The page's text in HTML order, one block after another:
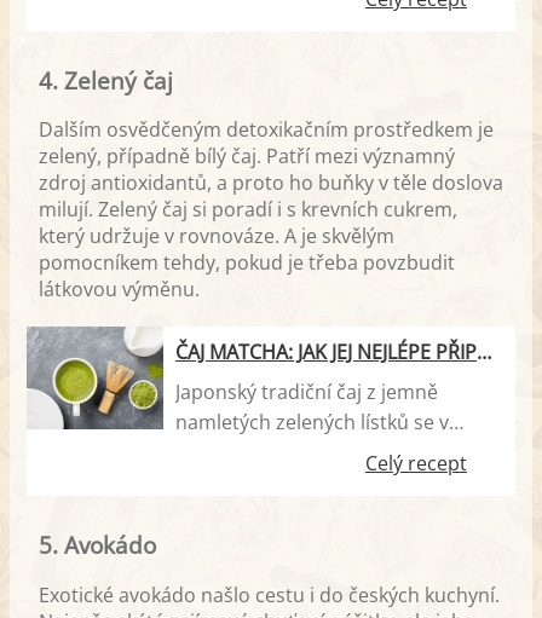
samostatně, anebo jej můžete
vánočního cukroví. Velmi populární
je tento citronový krém zejména ve
Velké Británii a ve Spojených
státech. V posledních letech se s
ním ale seznamují už i české
hospodyňky. Proto vám přinášíme
4. Zelený čaj
Dalším osvědčeným detoxikačním prostředkem je
zelený, případně bílý čaj. Patří mezi významný
zdroj antioxidantů, a proto ho buňky v těle doslova
milují. Zelený čaj si poradí i s krevních cukrem,
který udržuje v rovnováze. A je skvělým
pomocníkem tehdy, pokud je třeba povzbudit
látkovou výměnu.
ČAJ MATCHA: JAK JEJ NEJLÉPE PŘIPRAVIT?
Japonský tradiční čaj z jemně
namletých zelených lístků se v
poslední době těší velké oblibě i v
Evropě. A není divu – čaj matcha
může pomoci v boji s nadbytečnými
Celý recept
5. Avokádo
Exotické avokádo našlo cestu i do českých kuchyní.